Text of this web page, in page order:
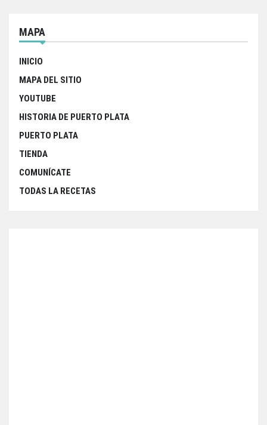
MAPA
INICIO
MAPA DEL SITIO
YOUTUBE
HISTORIA DE PUERTO PLATA
PUERTO PLATA
TIENDA
COMUNÍCATE
TODAS LA RECETAS